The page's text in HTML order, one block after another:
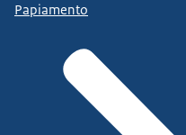
Papiamento